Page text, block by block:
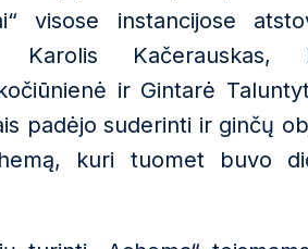
“visose instancijose
Kačerauskas,
ir Gintarė
padėjo suderinti ir ginčų
kuri tuomet buvo